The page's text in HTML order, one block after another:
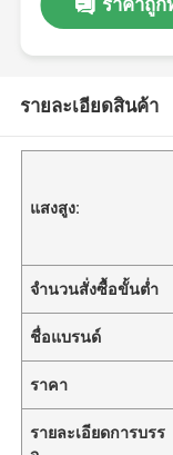
รายละเอียดสินค้า
แสงสูง:
จำนวนสั่งซื้อขั้นต่ำ
ชื่อแบรนด์
ราคา
รายละเอียดการบรร